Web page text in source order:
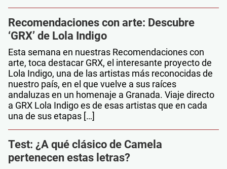
Recomendaciones con arte: Descubre
‘GRX’ de Lola Indigo
Esta semana en nuestras Recomendaciones con
arte, toca destacar GRX, el interesante proyecto de
Lola Indigo, una de las artistas más reconocidas de
nuestro país, en el que vuelve a sus raíces
andaluzas en un homenaje a Granada. Viaje directo
a GRX Lola Indigo es de esas artistas que en cada
una de sus etapas […]
Test: ¿A qué clásico de Camela
pertenecen estas letras?